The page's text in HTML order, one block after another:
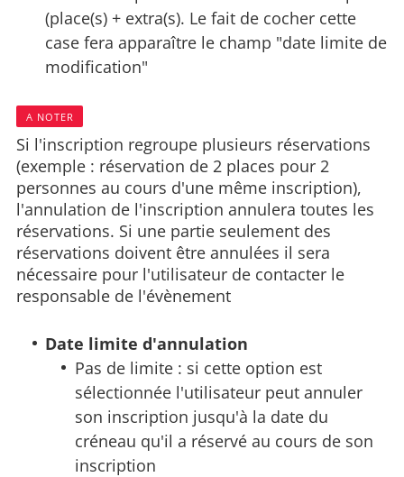
(place(s) + extra(s). Le fait de cocher cette
case fera apparaître le champ "date limite de
modification"
A NOTER
Si l'inscription regroupe plusieurs réservations
(exemple : réservation de 2 places pour 2
personnes au cours d'une même inscription),
l'annulation de l'inscription annulera toutes les
réservations. Si une partie seulement des
réservations doivent être annulées il sera
nécessaire pour l'utilisateur de contacter le
responsable de l'évènement
Date limite d'annulation
Pas de limite : si cette option est
sélectionnée l'utilisateur peut annuler
son inscription jusqu'à la date du
créneau qu'il a réservé au cours de son
inscription